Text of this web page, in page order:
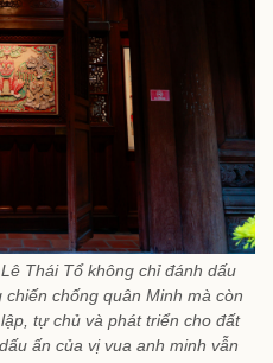
Thái Tổ không chỉ đánh dấu
chống quân Minh mà còn
tự chủ và phát triển cho đất
ấn của vị vua anh minh vẫn